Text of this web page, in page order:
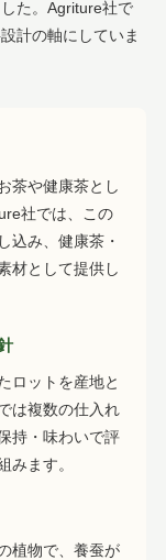
た。Agriture社で
計の軸にしていま
茶や健康茶とし
社では、この
込み、健康茶・
材として提供し
ロットを産地と
は複数の仕入れ
持・味わいで評
みます。
植物で、養蚕が